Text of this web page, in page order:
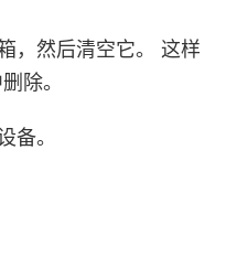
，然后清空它。 这样
除。
备。